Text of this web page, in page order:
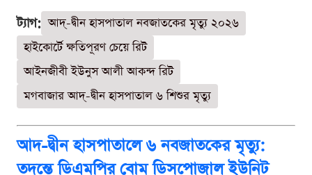
ট্যাগ: আদ্-দ্বীন হাসপাতাল নবজাতকের মৃত্যু ২০২৬
হাইকোর্টে ক্ষতিপূরণ চেয়ে রিট
আইনজীবী ইউনুস আলী আকন্দ রিট
মগবাজার আদ্-দ্বীন হাসপাতাল ৬ শিশুর মৃত্যু
আদ-দ্বীন হাসপাতালে ৬ নবজাতকের মৃত্যু:
তদন্তে ডিএমপির বোম ডিসপোজাল ইউনিট